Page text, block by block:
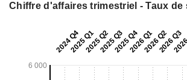
Chiffre d'affaires trimestriel - Taux de